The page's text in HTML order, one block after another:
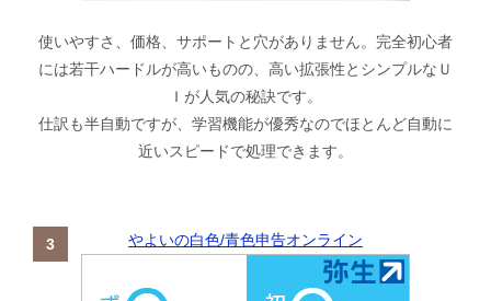
使いやすさ、価格、サポートと穴がありません。完全初心者
には若干ハードルが高いものの、高い拡張性とシンプルなＵ
Ｉが人気の秘訣です。
仕訳も半自動ですが、学習機能が優秀なのでほとんど自動に
近いスピードで処理できます。
やよいの白色/青色申告オンライン